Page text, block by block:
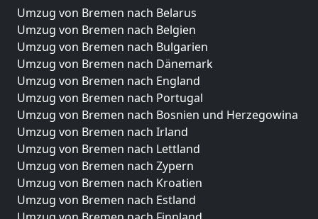
Umzug von Bremen nach Belarus
Umzug von Bremen nach Belgien
Umzug von Bremen nach Bulgarien
Umzug von Bremen nach Dänemark
Umzug von Bremen nach England
Umzug von Bremen nach Portugal
Umzug von Bremen nach Bosnien und Herzegowina
Umzug von Bremen nach Irland
Umzug von Bremen nach Lettland
Umzug von Bremen nach Zypern
Umzug von Bremen nach Kroatien
Umzug von Bremen nach Estland